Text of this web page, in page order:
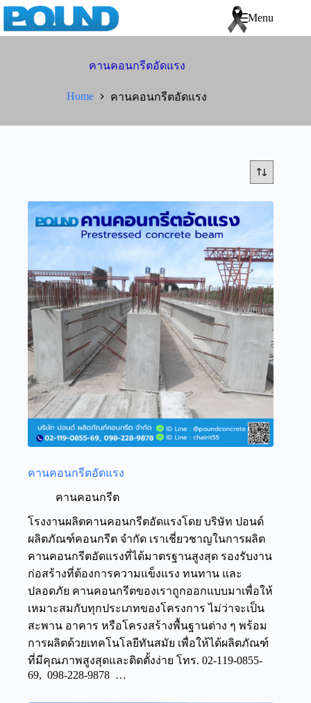
Menu
คานคอนกรีตอัดแรง
Home คานคอนกรีตอัดแรง
คานคอนกรีตอัดแรง
คานคอนกรีต
โรงงานผลิตคานคอนกรีตอัดแรงโดย บริษัท ปอนด์
ผลิตภัณฑ์คอนกรีต จำกัด เราเชี่ยวชาญในการผลิต
คานคอนกรีตอัดแรงที่ได้มาตรฐานสูงสุด รองรับงาน
ก่อสร้างที่ต้องการความแข็งแรง ทนทาน และ
ปลอดภัย คานคอนกรีตของเราถูกออกแบบมาเพื่อให้
เหมาะสมกับทุกประเภทของโครงการ ไม่ว่าจะเป็น
สะพาน อาคาร หรือโครงสร้างพื้นฐานต่าง ๆ พร้อม
การผลิตด้วยเทคโนโลยีทันสมัย เพื่อให้ได้ผลิตภัณฑ์
ที่มีคุณภาพสูงสุดและติดตั้งง่าย โทร. 02-119-0855-
69, 098-228-9878 …